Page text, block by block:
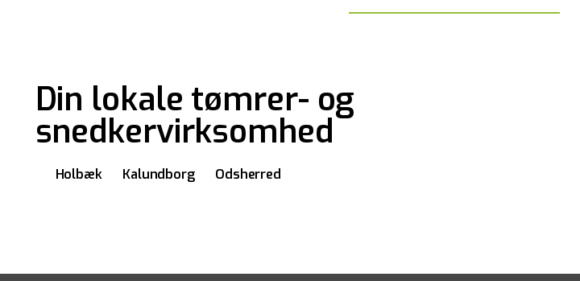
Din lokale tømrer- og
snedkervirksomhed
Holbæk Kalundborg Odsherred